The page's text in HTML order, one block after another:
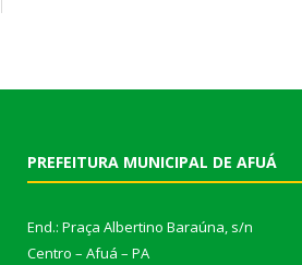
PREFEITURA MUNICIPAL DE AFUÁ
End.: Praça Albertino Baraúna, s/n
Centro – Afuá – PA